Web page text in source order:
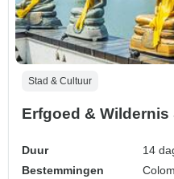
Stad & Cultuur
Erfgoed & Wildernis
Duur
14
Bestemmingen